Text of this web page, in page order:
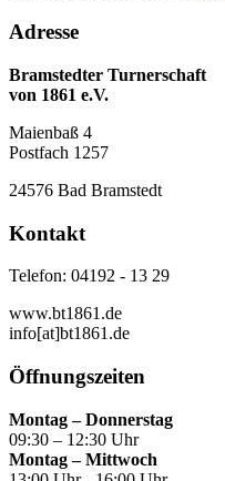
Adresse
Bramstedter Turnerschaft
von 1861 e.V.
Maienbaß 4
Postfach 1257
24576 Bad Bramstedt
Kontakt
Telefon: 04192 - 13 29
www.bt1861.de
info[at]bt1861.de
Öffnungszeiten
Montag – Donnerstag
09:30 – 12:30 Uhr
Montag – Mittwoch